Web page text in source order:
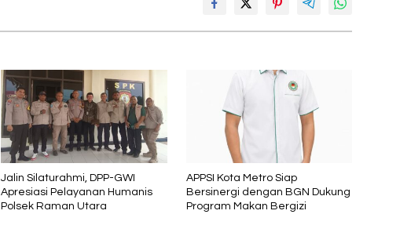
Jalin Silaturahmi, DPP-GWI
Apresiasi Pelayanan Humanis
Polsek Raman Utara
APPSI Kota Metro Siap
Bersinergi dengan BGN Dukung
Program Makan Bergizi